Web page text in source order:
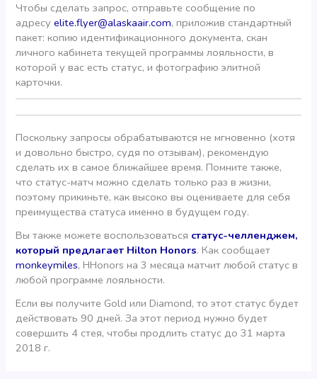
Чтобы сделать запрос, отправьте сообщение по
адресуelite.flyer@alaskaair.com, приложив стандартный
пакет: копию идентификационного документа, скан
личного кабинета текущей программы лояльности, в
которой у вас есть статус, и фотографию элитной
карточки.
Поскольку запросы обрабатываются не мгновенно (хотя
и довольно быстро, судя по отзывам), рекомендую
сделать их в самое ближайшее время. Помните также,
что статус-матч можно сделать только раз в жизни,
поэтому прикиньте, как высоко вы оцениваете для себя
преимущества статуса именно в будущем году.
Вы также можете воспользоваться статус-челленджем,
который предлагает Hilton Honors. Как сообщает
monkeymiles, HHonors на 3 месяца матчит любой статус в
любой программе лояльности.
Если вы получите Gold или Diamond, то этот статус будет
действовать 90 дней. За этот период нужно будет
совершить 4 стея, чтобы продлить статус до 31 марта
2018 г.